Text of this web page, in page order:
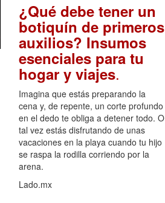
¿Qué debe tener un
botiquín de primeros
auxilios? Insumos
esenciales para tu
hogar y viajes.
Imagina que estás preparando la
cena y, de repente, un corte profundo
en el dedo te obliga a detener todo. O
tal vez estás disfrutando de unas
vacaciones en la playa cuando tu hijo
se raspa la rodilla corriendo por la
arena.
Lado.mx